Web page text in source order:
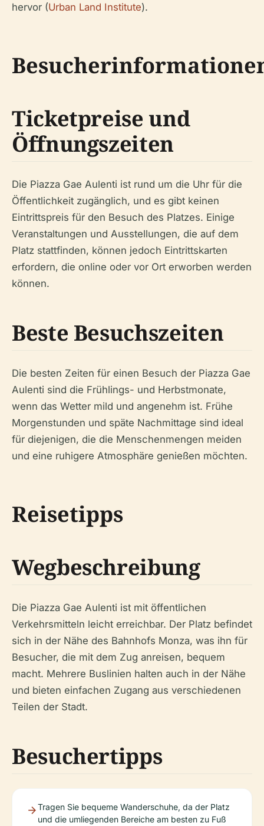
hervor (Urban Land Institute).
Ticketpreise und
Öffnungszeiten
Die Piazza Gae Aulenti ist rund um die Uhr für die
Öffentlichkeit zugänglich, und es gibt keinen
Eintrittspreis für den Besuch des Platzes. Einige
Veranstaltungen und Ausstellungen, die auf dem
Platz stattfinden, können jedoch Eintrittskarten
erfordern, die online oder vor Ort erworben werden
können.
Beste Besuchszeiten
Die besten Zeiten für einen Besuch der Piazza Gae
Aulenti sind die Frühlings- und Herbstmonate,
wenn das Wetter mild und angenehm ist. Frühe
Morgenstunden und späte Nachmittage sind ideal
für diejenigen, die die Menschenmengen meiden
und eine ruhigere Atmosphäre genießen möchten.
Reisetipps
Wegbeschreibung
Die Piazza Gae Aulenti ist mit öffentlichen
Verkehrsmitteln leicht erreichbar. Der Platz befindet
sich in der Nähe des Bahnhofs Monza, was ihn für
Besucher, die mit dem Zug anreisen, bequem
macht. Mehrere Buslinien halten auch in der Nähe
und bieten einfachen Zugang aus verschiedenen
Teilen der Stadt.
Besuchertipps
Tragen Sie bequeme Wanderschuhe, da der Platz
und die umliegenden Bereiche am besten zu Fuß